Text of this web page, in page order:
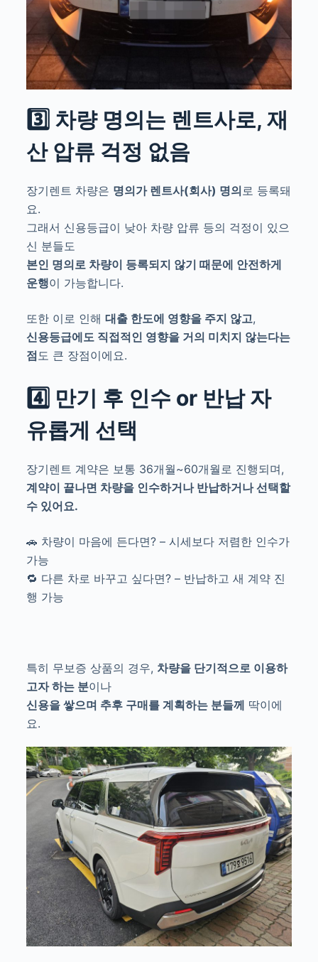
3️⃣ 차량 명의는 렌트사로, 재
산 압류 걱정 없음
장기렌트 차량은 명의가 렌트사(회사) 명의 로 등록돼
요.
그래서 신용등급이 낮아 차량 압류 등의 걱정이 있으
신 분들도
본인 명의로 차량이 등록되지 않기 때문에 안전하게
운행이 가능합니다.
또한 이로 인해 대출 한도에 영향을 주지 않고,
신용등급에도 직접적인 영향을 거의 미치지 않는다는
점 도 큰 장점이에요.
4️⃣ 만기 후 인수 or 반납 자
유롭게 선택
장기렌트 계약은 보통 36개월~60개월로 진행되며,
계약이 끝나면 차량을 인수하거나 반납하거나 선택할
수 있어요.
🚗 차량이 마음에 든다면? – 시세보다 저렴한 인수가
가능
🔁 다른 차로 바꾸고 싶다면? – 반납하고 새 계약 진
행 가능
특히 무보증 상품의 경우, 차량을 단기적으로 이용하
고자 하는 분이나
신용을 쌓으며 추후 구매를 계획하는 분들께 딱이에
요.